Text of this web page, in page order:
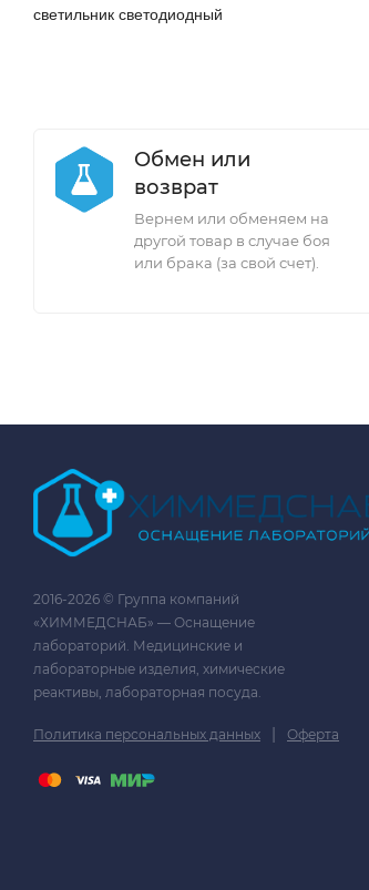
светильник светодиодный
Обмен или
возврат
Вернем или обменяем на
другой товар в случае боя
или брака (за свой счет).
2016-2026 © Группа компаний
«ХИММЕДСНАБ» — Оснащение
лабораторий. Медицинские и
лабораторные изделия, химические
реактивы, лабораторная посуда.
Политика персональных данных | Оферта